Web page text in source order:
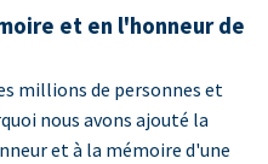
et en l'honneur de
millions de personnes et
nous avons ajouté la
et à la mémoire d'une